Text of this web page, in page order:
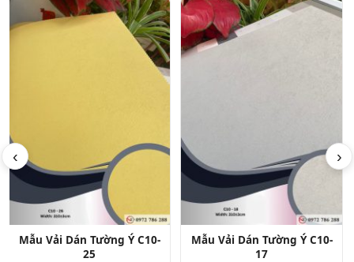
‹
Mẫu Vải Dán Tường Ý C10-
17
Mẫu Vải Dán Tường Ý C10-
29
›